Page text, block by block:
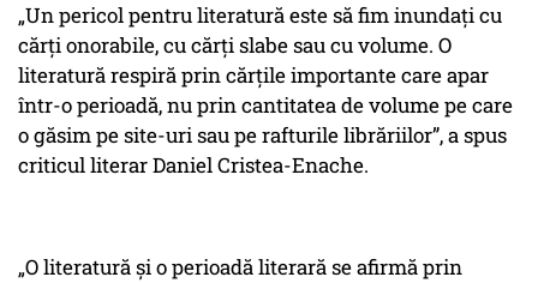
„Un pericol pentru literatură este să fim inundați cu
cărți onorabile, cu cărți slabe sau cu volume. O
literatură respiră prin cărțile importante care apar
într-o perioadă, nu prin cantitatea de volume pe care
o găsim pe site-uri sau pe rafturile librăriilor”, a spus
criticul literar Daniel Cristea-Enache.
„O literatură și o perioadă literară se afirmă prin